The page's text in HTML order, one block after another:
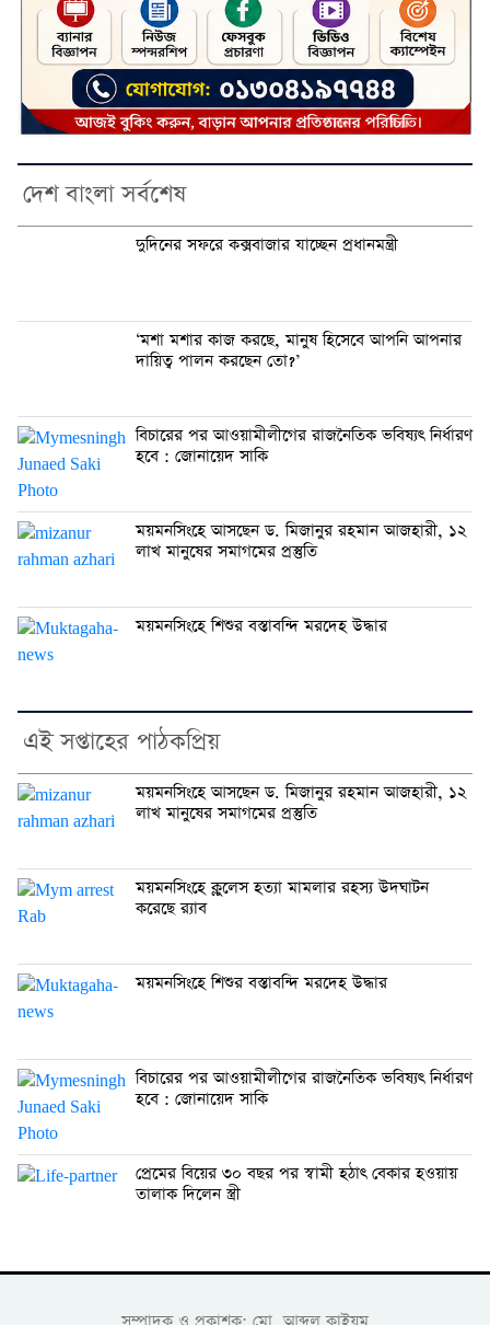
দেশ বাংলা সর্বশেষ
দুদিনের সফরে কক্সবাজার যাচ্ছেন প্রধানমন্ত্রী
‘মশা মশার কাজ করছে, মানুষ হিসেবে আপনি আপনার
দায়িত্ব পালন করছেন তো?’
বিচারের পর আওয়ামীলীগের রাজনৈতিক ভবিষ্যৎ নির্ধারণ
হবে : জোনায়েদ সাকি
ময়মনসিংহে আসছেন ড. মিজানুর রহমান আজহারী, ১২
লাখ মানুষের সমাগমের প্রস্তুতি
ময়মনসিংহে শিশুর বস্তাবন্দি মরদেহ উদ্ধার
এই সপ্তাহের পাঠকপ্রিয়
ময়মনসিংহে আসছেন ড. মিজানুর রহমান আজহারী, ১২
লাখ মানুষের সমাগমের প্রস্তুতি
ময়মনসিংহে ক্লুলেস হত্যা মামলার রহস্য উদঘাটন
করেছে র‍্যাব
ময়মনসিংহে শিশুর বস্তাবন্দি মরদেহ উদ্ধার
বিচারের পর আওয়ামীলীগের রাজনৈতিক ভবিষ্যৎ নির্ধারণ
হবে : জোনায়েদ সাকি
প্রেমের বিয়ের ৩০ বছর পর স্বামী হঠাৎ বেকার হওয়ায়
তালাক দিলেন স্ত্রী